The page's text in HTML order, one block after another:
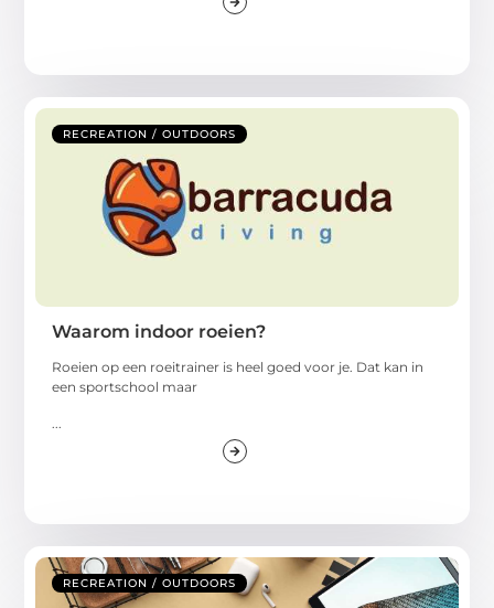
RECREATION / OUTDOORS
Waarom indoor roeien?
Roeien op een roeitrainer is heel goed voor je. Dat kan in
een sportschool maar
RECREATION / OUTDOORS